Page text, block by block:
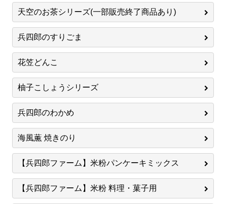
天空のお茶シリーズ(一部販売終了商品あり)
兵四郎のすりごま
花笠どんこ
柚子こしょうシリーズ
兵四郎のわかめ
海風薫 焼きのり
【兵四郎ファーム】米粉パンケーキミックス
【兵四郎ファーム】米粉 料理・菓子用